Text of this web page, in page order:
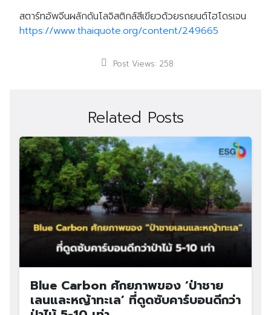
สตาร์ทอัพจีนผลักดันโลจิสติกส์สีเขียวด้วยรถยนต์ไฮโดรเจน
https://www.thaiquote.org/content/249665
Post Views: 258
Related Posts
Blue Carbon ศักยภาพของ ‘ป่าชาย
เลนและหญ้าทะเล’ ที่ดูดซับคาร์บอนดีกว่า